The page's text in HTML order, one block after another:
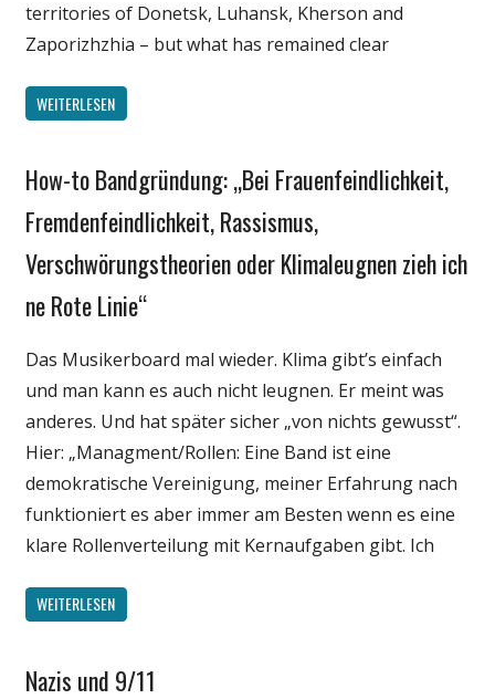
territories of Donetsk, Luhansk, Kherson and
Zaporizhzhia – but what has remained clear
WEITERLESEN
Gesellschaft
Wirtschaft
Wissenschaft
How-to Bandgründung: „Bei Frauenfeindlichkeit,
Fremdenfeindlichkeit, Rassismus,
Verschwörungstheorien oder Klimaleugnen zieh ich
ne Rote Linie“
Das Musikerboard mal wieder. Klima gibt’s einfach
und man kann es auch nicht leugnen. Er meint was
anderes. Und hat später sicher „von nichts gewusst“.
Hier: „Managment/Rollen: Eine Band ist eine
demokratische Vereinigung, meiner Erfahrung nach
funktioniert es aber immer am Besten wenn es eine
klare Rollenverteilung mit Kernaufgaben gibt. Ich
WEITERLESEN
Gesellschaft
Nazis und 9/11